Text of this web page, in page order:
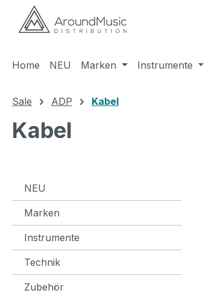
Hauptinhalt springen
Zur Suche springen
Zur Hauptnavigation springen
Home NEU Marken Instrumente
Sale ADP Kabel
Kabel
NEU
Marken
Instrumente
Technik
Zubehör